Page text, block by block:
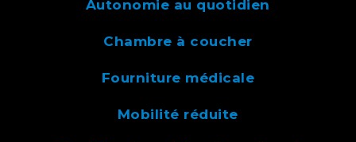
Autonomie au quotidien
Chambre à coucher
Fourniture médicale
Mobilité réduite